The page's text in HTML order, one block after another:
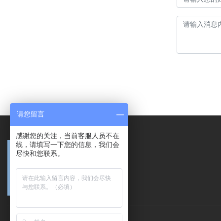
请您留言
感谢您的关注，当前客服人员不在
线，请填写一下您的信息，我们会
尽快和您联系。